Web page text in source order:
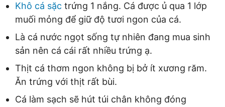
Khô cá sặc trứng 1 nắng. Cá được ủ qua 1 lớp
muối mỏng để giữ độ tươi ngon của cá.
Là cá nước ngọt sống tự nhiên đang mua sinh
sản nên cá cái rất nhiều trứng ạ.
Thịt cá thơm ngon không bị bở ít xương răm.
Ăn trứng với thịt rất bùi.
Cá làm sạch sẽ hút túi chân không đóng